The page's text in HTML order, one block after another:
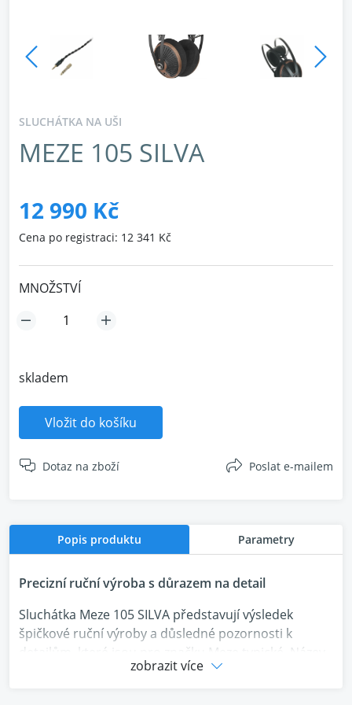
SLUCHÁTKA NA UŠI
MEZE 105 SILVA
12 990 Kč
Cena po registraci: 12 341 Kč
MNOŽSTVÍ
skladem
Vložit do košíku
Dotaz na zboží Poslat e-mailem
Popis produktu Parametry
Precizní ruční výroba s důrazem na detail
Sluchátka Meze 105 SILVA představují výsledek
špičkové ruční výroby a důsledné pozornosti k
detailům, které jsou pro značku Meze typické. Název
„Silva“ odkazuje na přírodní inspiraci – konkrétně na
zobrazit více